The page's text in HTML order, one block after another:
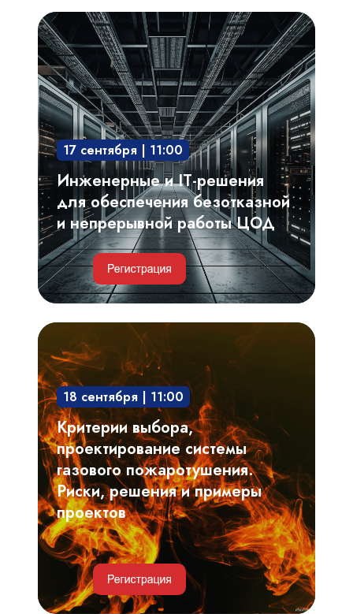
Инженерные
и
IT-
решения
для
обеспечения
безотказной
и
непрерывной
работы
ЦОД
17 сентября | 11:00
Инженерные и IT-решения
для обеспечения безотказной
и непрерывной работы ЦОД
Критерии
выбора,
проектирование
системы
газового
пожаротушения.
Риски,
решения
и
примеры
проектов
18 сентября | 11:00
Критерии выбора,
проектирование системы
газового пожаротушения.
Риски, решения и примеры
проектов